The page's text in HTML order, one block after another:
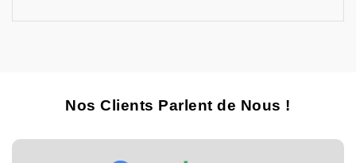
Nos Clients Parlent de Nous !